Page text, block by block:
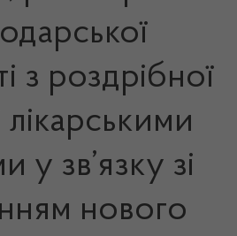
з роздрібної
лікарськими
у зв’язку зі
нового